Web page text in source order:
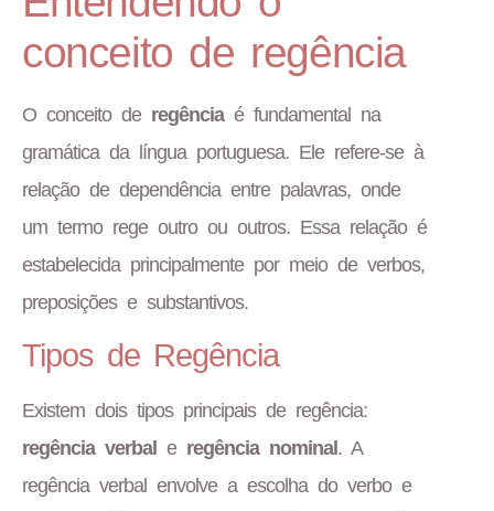
conceito de regência
O conceito de regênciaé fundamental na
gramática da língua portuguesa. Ele refere-se à
relação de dependência entre palavras, onde
um termo rege outro ou outros. Essa relação é
estabelecida principalmente por meio de verbos,
preposições e substantivos.
Tipos de Regência
Existem dois tipos principais de regência:
regência verbal e regência nominal . A
regência verbal envolve a escolha do verbo e